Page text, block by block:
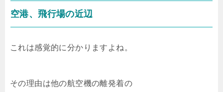
空港、飛行場の近辺
これは感覚的に分かりますよね。
その理由は他の航空機の離発着の